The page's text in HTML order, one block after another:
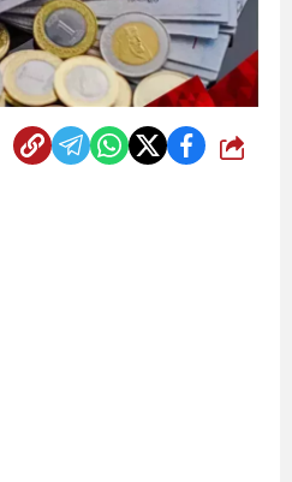
شارك